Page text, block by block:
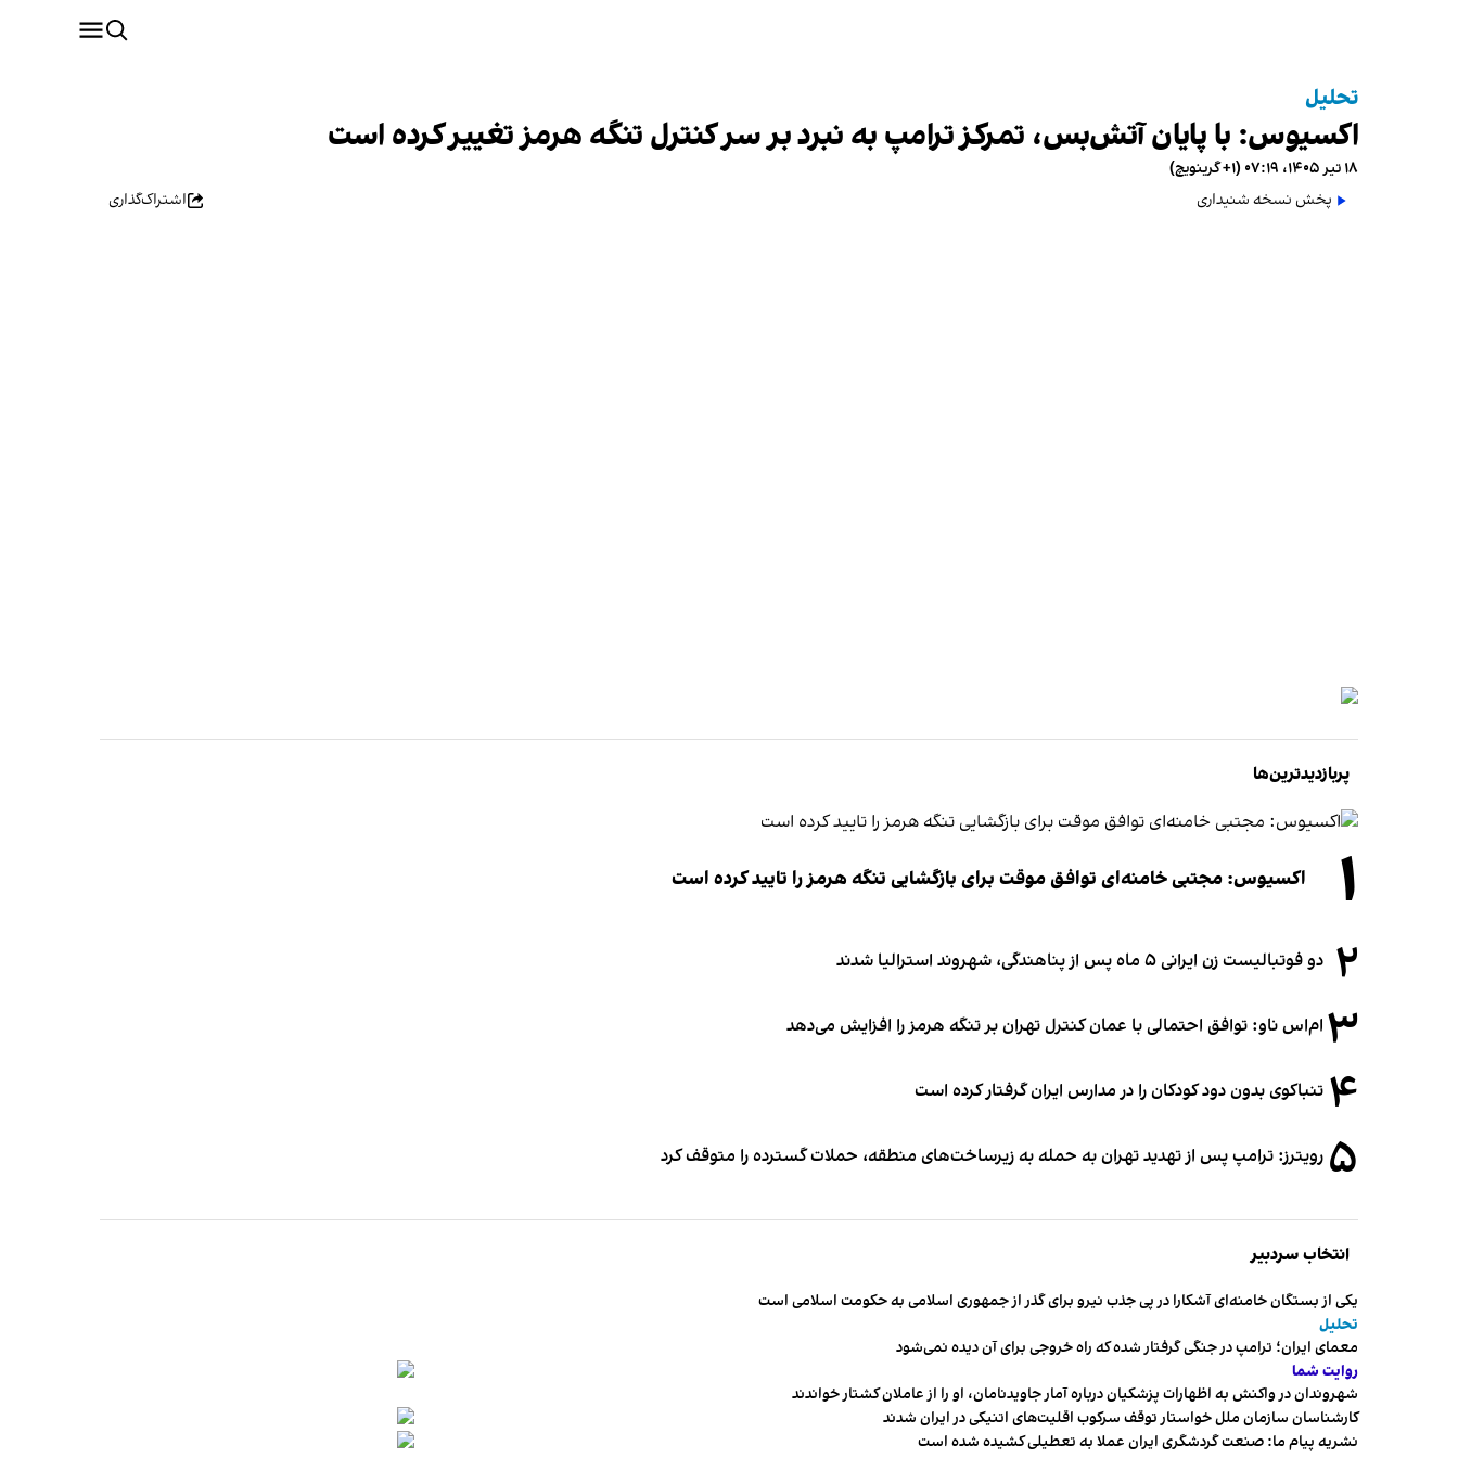
تحلیل
اکسیوس: با پایان آتش‌بس، تمرکز ترامپ به نبرد بر سر کنترل تنگه هرمز تغییر کرده است
۱۸ تیر ۱۴۰۵، ۰۷:۱۹ (‎+۱ گرینویچ)
پخش نسخه شنیداری
اشتراک‌گذاری
پربازدیدترین‌ها
۱ اکسیوس: مجتبی خامنه‌ای توافق موقت برای بازگشایی تنگه هرمز را تایید کرده است
۲ دو فوتبالیست زن ایرانی ۵ ماه پس از پناهندگی، شهروند استرالیا شدند
۳ ام‌اس ناو: توافق احتمالی با عمان کنترل تهران بر تنگه هرمز را افزایش می‌دهد
۴ تنباکوی بدون دود کودکان را در مدارس ایران گرفتار کرده است
۵ رویترز: ترامپ پس از تهدید تهران به حمله به زیرساخت‌های منطقه، حملات گسترده را متوقف کرد
انتخاب سردبیر
یکی از بستگان خامنه‌ای آشکارا در پی جذب نیرو برای گذر از جمهوری اسلامی به حکومت اسلامی است
تحلیل
معمای ایران؛ ترامپ در جنگی گرفتار شده که راه خروجی برای آن دیده نمی‌شود
روایت شما
شهروندان در واکنش به اظهارات پزشکیان درباره آمار جاویدنامان، او را از عاملان کشتار خواندند
کارشناسان سازمان ملل خواستار توقف سرکوب اقلیت‌های اتنیکی در ایران شدند
نشریه پیام ما: صنعت گردشگری ایران عملا به تعطیلی کشیده شده است